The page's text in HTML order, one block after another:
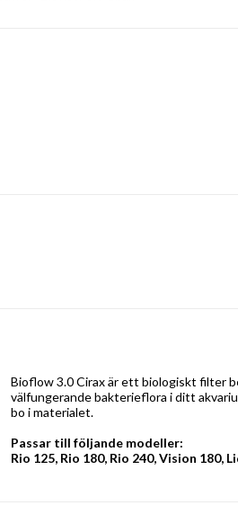
Bioflow 3.0 Cirax är ett biologiskt filter
välfungerande bakterieflora i ditt
bo i materialet.
Passar till följande modeller:
Rio 125, Rio 180, Rio 240, Vision 180,